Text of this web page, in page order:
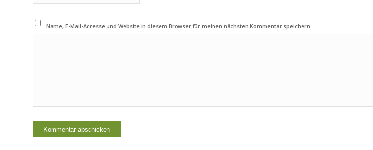
Name, E-Mail-Adresse und Website in diesem Browser für meinen nächsten Kommentar speichern.